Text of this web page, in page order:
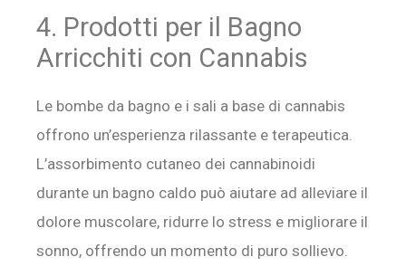
4. Prodotti per il Bagno
Arricchiti con Cannabis
Le bombe da bagno e i sali a base di cannabis
offrono un’esperienza rilassante e terapeutica.
L’assorbimento cutaneo dei cannabinoidi
durante un bagno caldo può aiutare ad alleviare il
dolore muscolare, ridurre lo stress e migliorare il
sonno, offrendo un momento di puro sollievo.